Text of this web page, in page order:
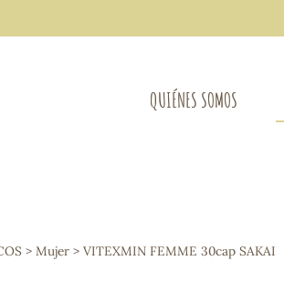
QUIÉNES SOMOS
Osteo-articular
Mujer
> Mujer > VITEXMIN FEMME 30cap SAKAI